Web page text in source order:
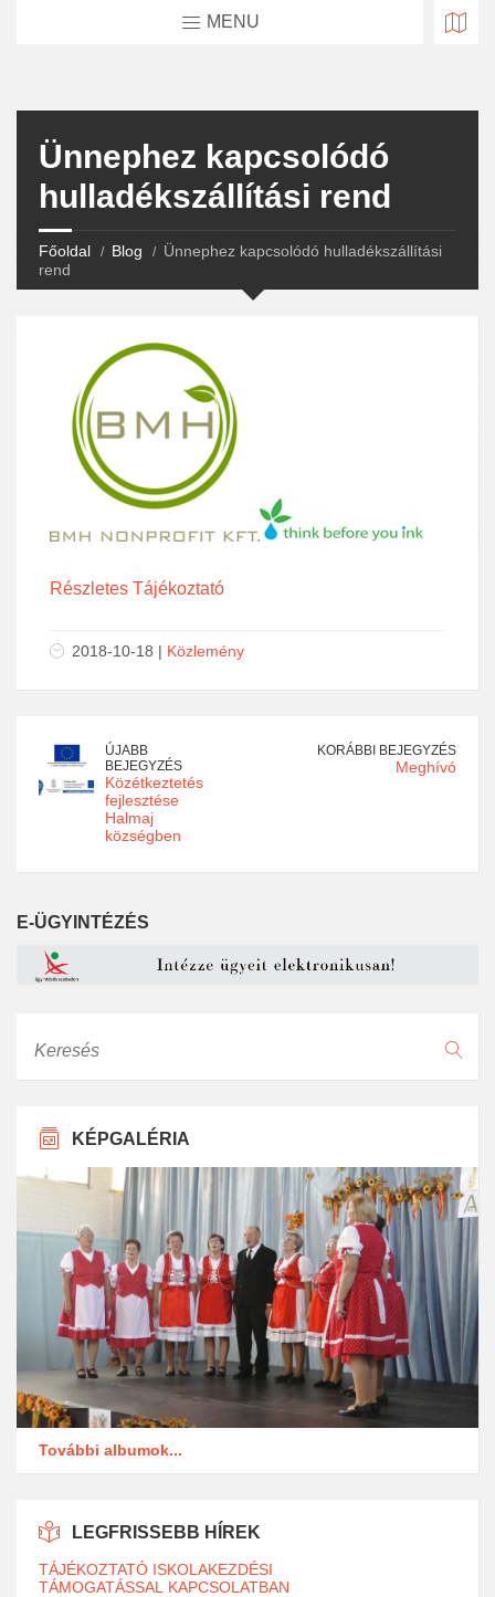
MENU
Ünnephez kapcsolódó
hulladékszállítási rend
Főoldal Blog
Ünnephez kapcsolódó hulladékszállítási
rend
Részletes Tájékoztató
2018-10-18 | Közlemény
ÚJABB
BEJEGYZÉS
Közétkeztetés
fejlesztése
Halmaj
községben
KORÁBBI BEJEGYZÉS
Meghívó
E-ÜGYINTÉZÉS
KÉPGALÉRIA
További albumok...
LEGFRISSEBB HÍREK
TÁJÉKOZTATÓ ISKOLAKEZDÉSI
TÁMOGATÁSSAL KAPCSOLATBAN